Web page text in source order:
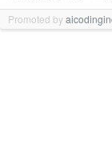
Promoted by